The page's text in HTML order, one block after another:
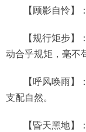
【顾影自怜
【规行矩步
动合乎规矩，毫不
【呼风唤雨
支配自然。
【昏天黑地